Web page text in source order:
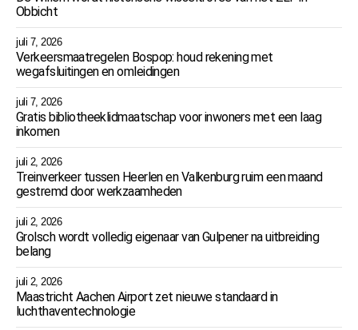
Obbicht
juli 7, 2026
Verkeersmaatregelen Bospop: houd rekening met
wegafsluitingen en omleidingen
juli 7, 2026
Gratis bibliotheeklidmaatschap voor inwoners met een laag
inkomen
juli 2, 2026
Treinverkeer tussen Heerlen en Valkenburg ruim een maand
gestremd door werkzaamheden
juli 2, 2026
Grolsch wordt volledig eigenaar van Gulpener na uitbreiding
belang
juli 2, 2026
Maastricht Aachen Airport zet nieuwe standaard in
luchthaventechnologie